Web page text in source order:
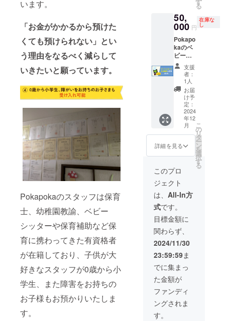
います。
「お金がかかるから預けた
くても預けられない」とい
う理由をなるべく減らして
いきたいと願っています。
Pokapokaのスタッフは保育
士、幼稚園教諭、ベビー
シッターや保育補助など保
育に携わってきた有資格者
が在籍しており、子供が大
好きなスタッフが0歳から小
学生、また障害をお持ちの
お子様もお預かりいたしま
す。
ます 備
考欄に
記載し
たいお
名前を
ご記載
願いま
す
る
50,
000 円
在庫な
し
Pokapo
kaのベ
ビー
シッ
ター
サービ
ス用の
クレ
ジット
カード
決済端
末を提
供でき
る権利
です 決
に支援
者様の
お名前
(5cm×5
cm)を
記載さ
せてい
ただき
ます 備
考欄に
記載し
たいお
名前を
ご記載
願いま
す
支援
者：
1人
お届
け予
定：
2024
年12
月
詳細を見る
こ
の
リ
タ
ー
ン
を
選
択
す
る
このプロ
ジェクト
は、 All-In方
式です。
目標金額に
関わらず、
2024/11/30
23:59:59ま
でに集まっ
た金額が
ファンディ
ングされま
す。